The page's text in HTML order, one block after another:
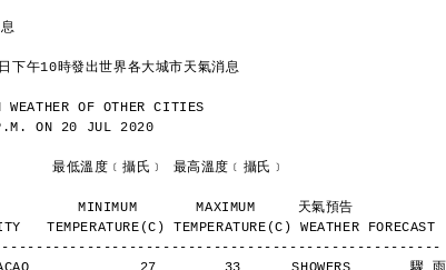
下午10時發出世界各大城市天氣消息
WEATHER OF OTHER CITIES
ON 20 JUL 2020
                     最低溫度﹝攝氏﹞ 最高溫度﹝攝氏﹞
                        MINIMUM       MAXIMUM     天氣預告
TEMPERATURE(C) WEATHER FORECAST